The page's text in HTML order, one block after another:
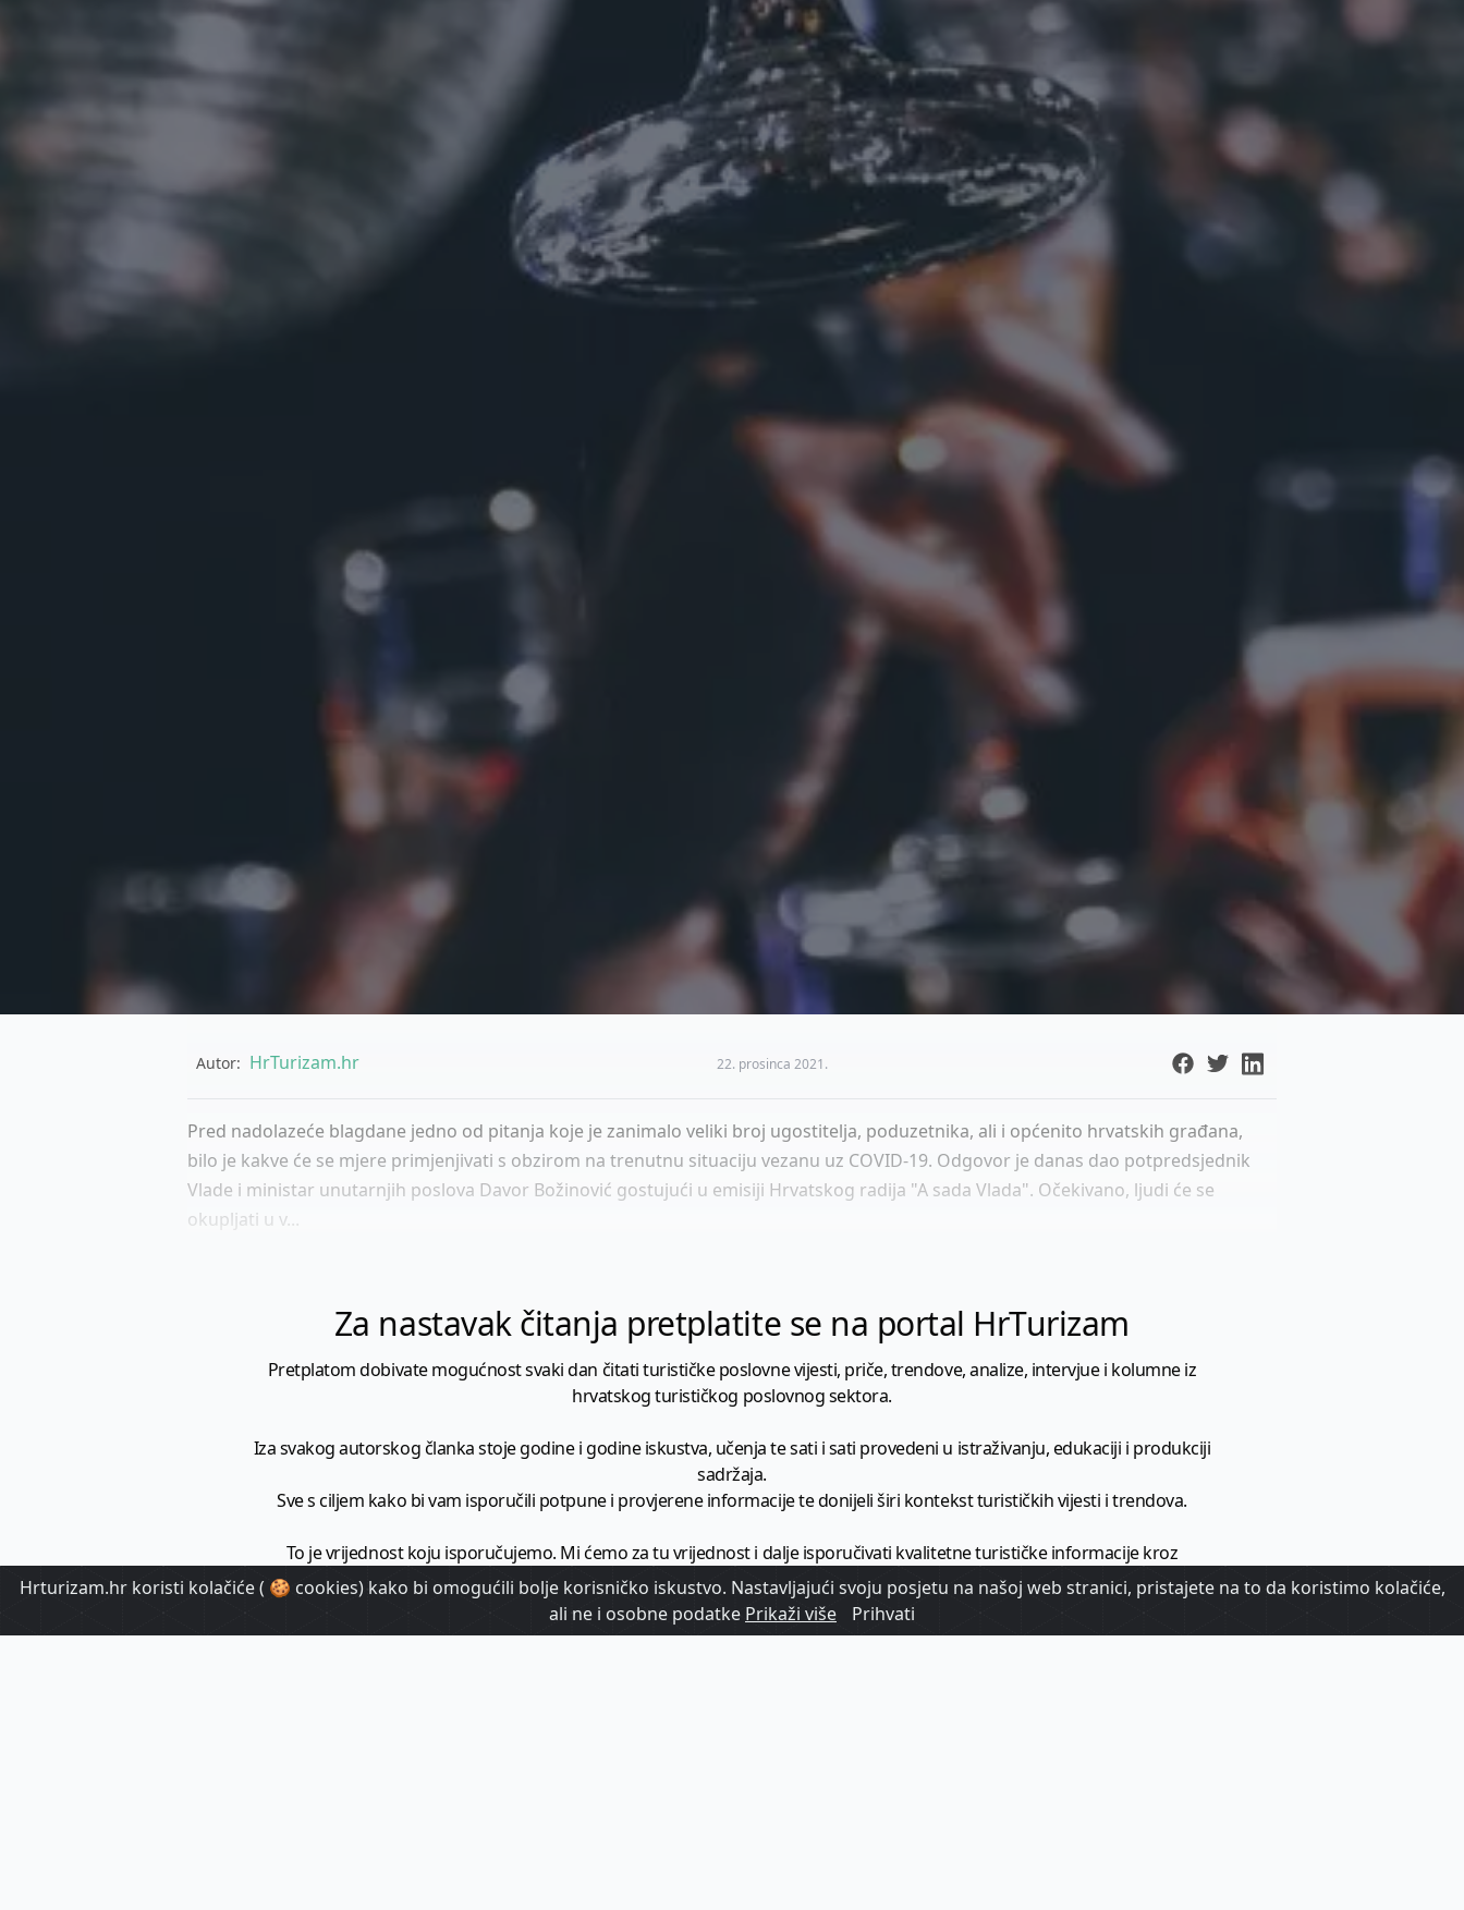
Autor: HrTurizam.hr 22. prosinca 2021.
Pred nadolazeće blagdane jedno od pitanja koje je zanimalo veliki broj ugostitelja, poduzetnika, ali i općenito hrvatskih građana,
bilo je kakve će se mjere primjenjivati s obzirom na trenutnu situaciju vezanu uz COVID-19. Odgovor je danas dao potpredsjednik
Vlade i ministar unutarnjih poslova Davor Božinović gostujući u emisiji Hrvatskog radija "A sada Vlada". Očekivano, ljudi će se
okupljati u v...
Za nastavak čitanja pretplatite se na portal HrTurizam
Pretplatom dobivate mogućnost svaki dan čitati turističke poslovne vijesti, priče, trendove, analize, intervjue i kolumne iz
hrvatskog turističkog poslovnog sektora.
Iza svakog autorskog članka stoje godine i godine iskustva, učenja te sati i sati provedeni u istraživanju, edukaciji i produkciji
sadržaja.
Sve s ciljem kako bi vam isporučili potpune i provjerene informacije te donijeli širi kontekst turističkih vijesti i trendova.
To je vrijednost koju isporučujemo. Mi ćemo za tu vrijednost i dalje isporučivati kvalitetne turističke informacije kroz
minimalno1728 članaka godišnje
HrTurizam - vaš izvor informacija iz poslovnog svijeta hrvatskog turizma.
Hrturizam.hr koristi kolačiće ( 🍪 cookies) kako bi omogućili bolje korisničko iskustvo. Nastavljajući svoju posjetu na našoj web stranici, pristajete na to da koristimo kolačiće,
ali ne i osobne podatke Prikaži više Prihvati